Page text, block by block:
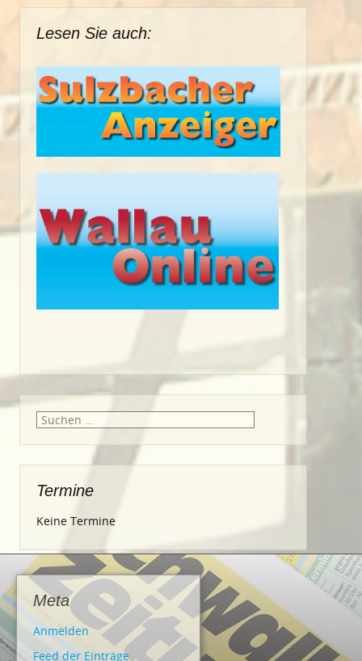
Lesen Sie auch:
Suche
Termine
Keine Termine
Meta
Anmelden
Feed der Einträge